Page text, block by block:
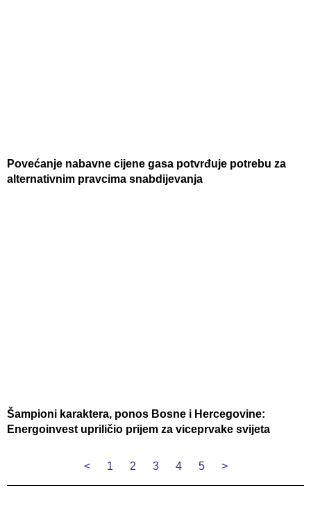
Povećanje nabavne cijene gasa potvrđuje potrebu za
alternativnim pravcima snabdijevanja
Šampioni karaktera, ponos Bosne i Hercegovine:
Energoinvest upriličio prijem za viceprvake svijeta
< 1 2 3 4 5 >